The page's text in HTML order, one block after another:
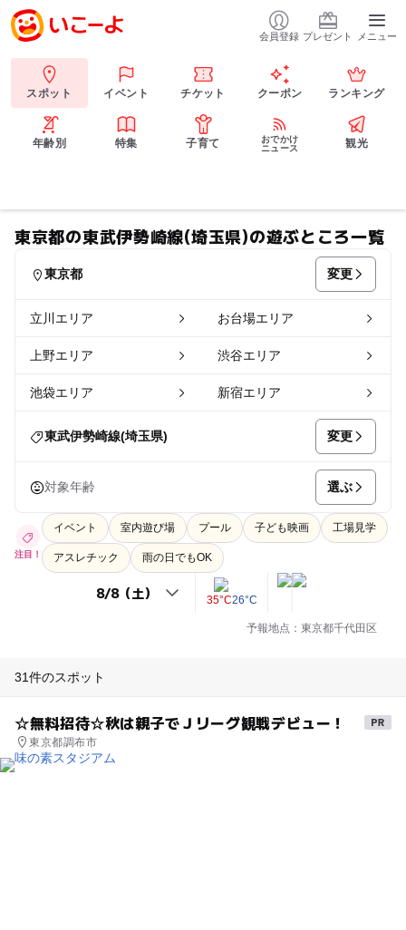
会員登録 プレゼント メニュー
スポット イベント チケット クーポン ランキング
年齢別 特集 子育て
おでかけ
ニュース
観光
東京都の東武伊勢崎線(埼玉県)の遊ぶところ一覧
東京都 変更
立川エリア お台場エリア
上野エリア 渋谷エリア
池袋エリア 新宿エリア
東武伊勢崎線(埼玉県) 変更
対象年齢 選ぶ
注目！
イベント 室内遊び場 プール 子ども映画 工場見学
アスレチック 雨の日でもOK
35°C26°C
予報地点：東京都千代田区
31件のスポット
☆無料招待☆秋は親子でＪリーグ観戦デビュー！
東京都調布市